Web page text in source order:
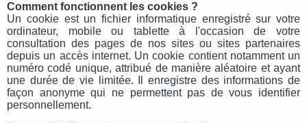
Comment fonctionnent les cookies ?
Un cookie est un fichier informatique enregistré sur votre
ordinateur, mobile ou tablette à l'occasion de votre
consultation des pages de nos sites ou sites partenaires
depuis un accès internet. Un cookie contient notamment un
numéro codé unique, attribué de manière aléatoire et ayant
une durée de vie limitée. Il enregistre des informations de
façon anonyme qui ne permettent pas de vous identifier
personnellement.